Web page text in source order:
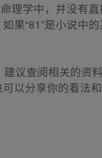
理学中，并没有
果“81”是小说中
议查阅相关的资
以分享你的看法